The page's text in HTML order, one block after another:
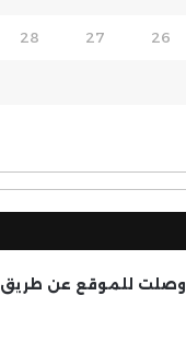
26
27
28
وصلت للموقع عن طريق